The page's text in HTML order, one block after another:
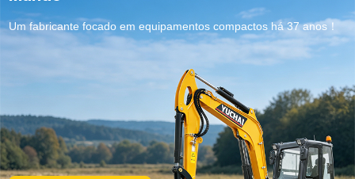
no ciclo de renovação
urbana, surge um padrão
interna, os equipamentos
compactos caracterizados
pela miniaturização,
tradicionais, três
segmentos de nicho em
rápida evolução –
renovação urbana,
construção paisagística e
desenvolvimento agrícola –
são os principais
impulsionadores do
crescimento, remodelando
Um fabricante focado em equipamentos compactos há 37 anos！